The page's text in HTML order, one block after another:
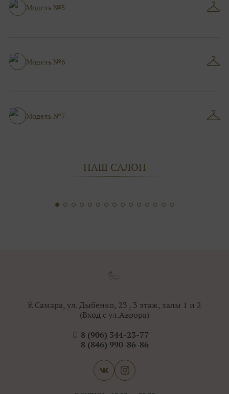
Модель №5
Модель №6
Модель №7
НАШ САЛОН
г. Самара, ул. Дыбенко, 23 , 3 этаж, залы 1 и 2
(Вход с ул.Аврора)
8 (906) 344-23-77
8 (846) 990-86-86